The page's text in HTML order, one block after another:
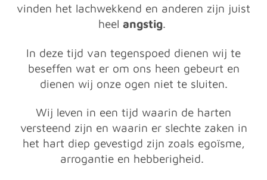
vinden het lachwekkend en anderen zijn juist
heel angstig.
In deze tijd van tegenspoed dienen wij te
beseffen wat er om ons heen gebeurt en
dienen wij onze ogen niet te sluiten.
Wij leven in een tijd waarin de harten
versteend zijn en waarin er slechte zaken in
het hart diep gevestigd zijn zoals egoïsme,
arrogantie en hebberigheid.